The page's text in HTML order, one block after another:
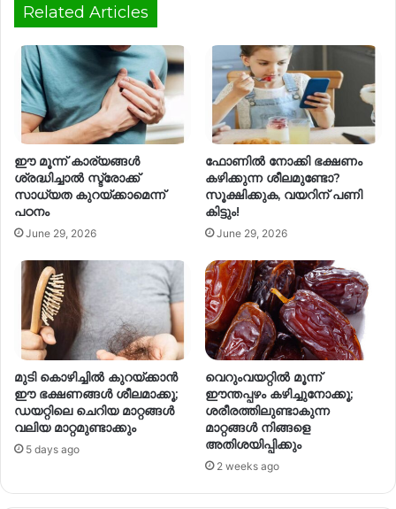
Related Articles
ഈ മൂന്ന് കാര്യങ്ങൾ
ശ്രദ്ധിച്ചാൽ സ്ട്രോക്ക്
സാധ്യത കുറയ്ക്കാമെന്ന്
പഠനം
June 29, 2026
ഫോണിൽ നോക്കി ഭക്ഷണം
കഴിക്കുന്ന ശീലമുണ്ടോ?
സൂക്ഷിക്കുക, വയറിന് പണി
കിട്ടും!
June 29, 2026
മുടി കൊഴിച്ചിൽ കുറയ്ക്കാൻ
ഈ ഭക്ഷണങ്ങൾ ശീലമാക്കൂ;
ഡയറ്റിലെ ചെറിയ മാറ്റങ്ങൾ
വലിയ മാറ്റമുണ്ടാക്കും
5 days ago
വെറുംവയറ്റിൽ മൂന്ന്
ഈന്തപ്പഴം കഴിച്ചുനോക്കൂ;
ശരീരത്തിലുണ്ടാകുന്ന
മാറ്റങ്ങൾ നിങ്ങളെ
അതിശയിപ്പിക്കും
2 weeks ago